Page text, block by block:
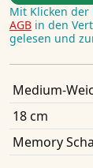
Mit Klicken
AGB in den
gelesen und
Medium-
18 cm
Memory